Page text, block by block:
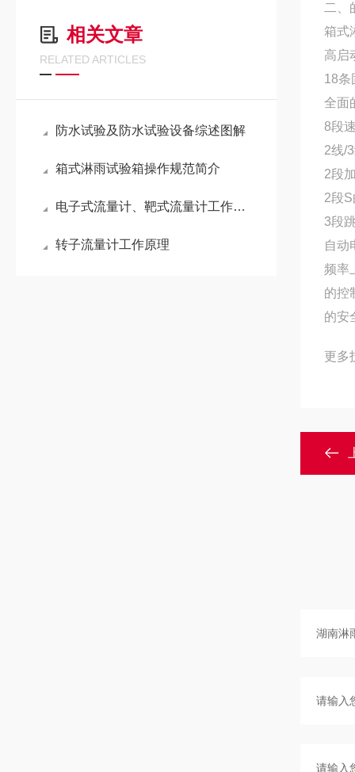
相关文章
RELATED ARTICLES
防水试验及防水试验设备综述图解
箱式淋雨试验箱操作规范简介
电子式流量计、靶式流量计工作原理
转子流量计工作原理
二、
箱式
高启
18条
全面
8段
2线/
2段
2段
3段
自动
频率
的控
的安
更多